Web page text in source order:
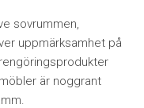
sovrummen,
uppmärksamhet på
är noggrant